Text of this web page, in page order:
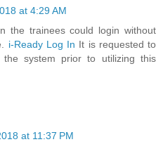
at 4:29 AM
the trainees could login without
i-Ready Log In It is requested to
system prior to utilizing this
at 11:37 PM